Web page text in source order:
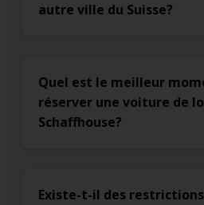
autre ville du Suisse?
Quel est le meilleur
réserver une voiture de
Schaffhouse?
Existe-t-il des